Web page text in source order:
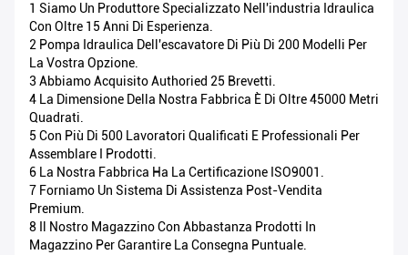
1 Siamo Un Produttore Specializzato Nell'industria Idraulica
Con Oltre 15 Anni Di Esperienza.
2 Pompa Idraulica Dell'escavatore Di Più Di 200 Modelli Per
La Vostra Opzione.
3 Abbiamo Acquisito Authoried 25 Brevetti.
4 La Dimensione Della Nostra Fabbrica È Di Oltre 45000 Metri
Quadrati.
5 Con Più Di 500 Lavoratori Qualificati E Professionali Per
Assemblare I Prodotti.
6 La Nostra Fabbrica Ha La Certificazione ISO9001.
7 Forniamo Un Sistema Di Assistenza Post-Vendita
Premium.
8 Il Nostro Magazzino Con Abbastanza Prodotti In
Magazzino Per Garantire La Consegna Puntuale.